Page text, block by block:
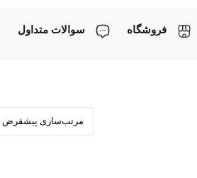
فروشگاه سوالات متداول